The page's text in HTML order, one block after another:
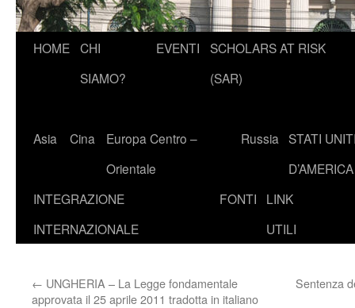
HOME CHI
SIAMO?
EVENTI
SCHOLARS AT RISK
(SAR)
Asia Cina
Europa Centro –
Orientale
Russia STATI
D’AMERICA
INTEGRAZIONE
INTERNAZIONALE
FONTI
LINK
UTILI
← UNGHERIA – La Legge fondamentale
approvata il 25 aprile 2011 tradotta in italiano
Sentenza